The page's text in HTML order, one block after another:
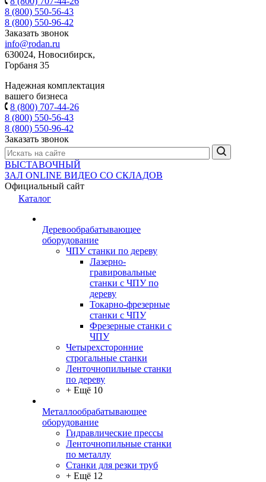
8 (800) 550-56-43
8 (800) 550-96-42
Заказать звонок
info@rodan.ru
630024, Новосибирск,
Горбаня 35
Надежная комплектация
вашего бизнеса
8 (800) 707-44-26
8 (800) 550-56-43
8 (800) 550-96-42
Заказать звонок
ВЫСТАВОЧНЫЙ
ЗАЛ ONLINE ВИДЕО СО СКЛАДОВ
Официальный сайт
Каталог
Деревообрабатывающее
оборудование
ЧПУ станки по дереву
Лазерно-
гравировальные
станки с ЧПУ по
дереву
Токарно-фрезерные
станки с ЧПУ
Фрезерные станки с
ЧПУ
Четырехсторонние
строгальные станки
Ленточнопильные станки
по дереву
+ Ещё 10
Металлообрабатывающее
оборудование
Гидравлические прессы
Ленточнопильные станки
по металлу
Станки для резки труб
+ Ещё 12